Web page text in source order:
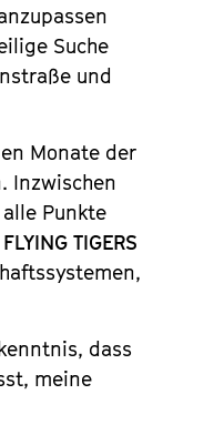
Suche
und
Monate der
Inzwischen
Punkte
FLYING TIGERS
dass
meine